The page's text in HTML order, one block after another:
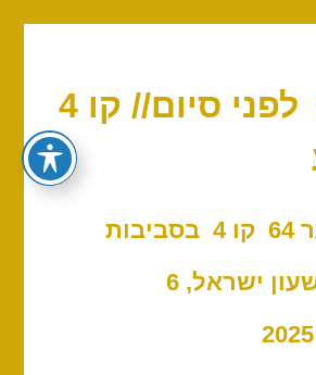
שער 64 לפני סיום// קו 4
נכנסנו לשער 64 קו 4 בסביבות
18:00 לפי שעון ישראל, 6